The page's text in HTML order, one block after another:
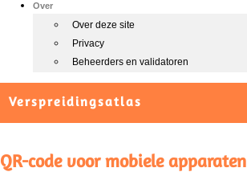
Over
Over deze site
Privacy
Beheerders en validatoren
Verspreidingsatlas
QR-code voor mobiele apparaten